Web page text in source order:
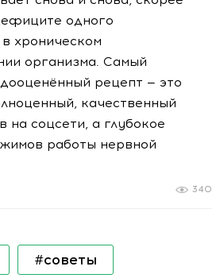
одного
хроническом
организма. Самый
рецепт — это
качественный
на соцсети, а глубокое
работы нервной
340
#советы